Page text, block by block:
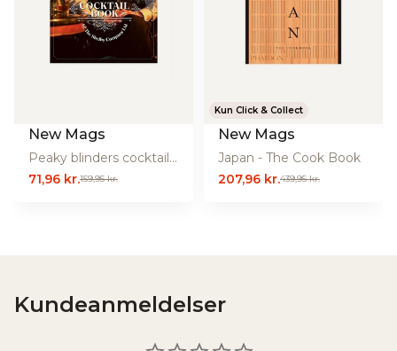
New Mags
Peaky blinders cocktail bog
71,96 kr.159,95 kr.
Kun Click & Collect
New Mags
Japan - The Cook Book
207,96 kr.439,95 kr.
Kundeanmeldelser